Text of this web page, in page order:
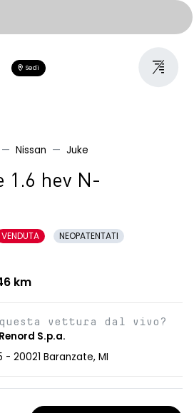
Sedi
Nissan Juke
1.6 hev N-
VENDUTA
NEOPATENTATI
km
vettura dal vivo?
Renord S.p.a.
20021 Baranzate, MI